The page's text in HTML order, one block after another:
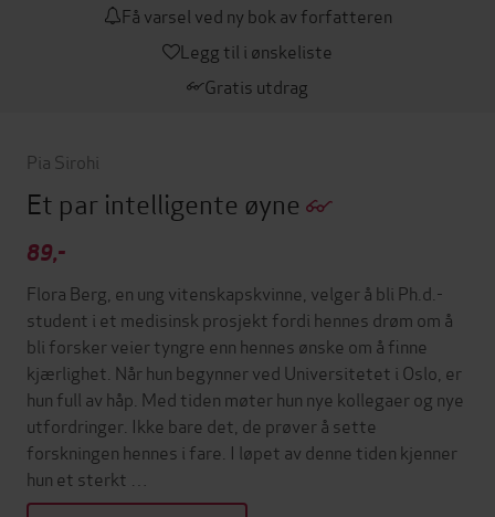
Få varsel ved ny bok av forfatteren
Legg til i ønskeliste
Gratis utdrag
Pia Sirohi
Et par intelligente øyne
89,-
Flora Berg, en ung vitenskapskvinne, velger å bli Ph.d.-
student i et medisinsk prosjekt fordi hennes drøm om å
bli forsker veier tyngre enn hennes ønske om å finne
kjærlighet. Når hun begynner ved Universitetet i Oslo, er
hun full av håp. Med tiden møter hun nye kollegaer og nye
utfordringer. Ikke bare det, de prøver å sette
forskningen hennes i fare. I løpet av denne tiden kjenner
hun et sterkt …